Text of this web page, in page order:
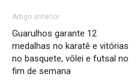
Artigo anterior
Guarulhos garante 12
medalhas no karatê e vitórias
no basquete, vôlei e futsal no
fim de semana